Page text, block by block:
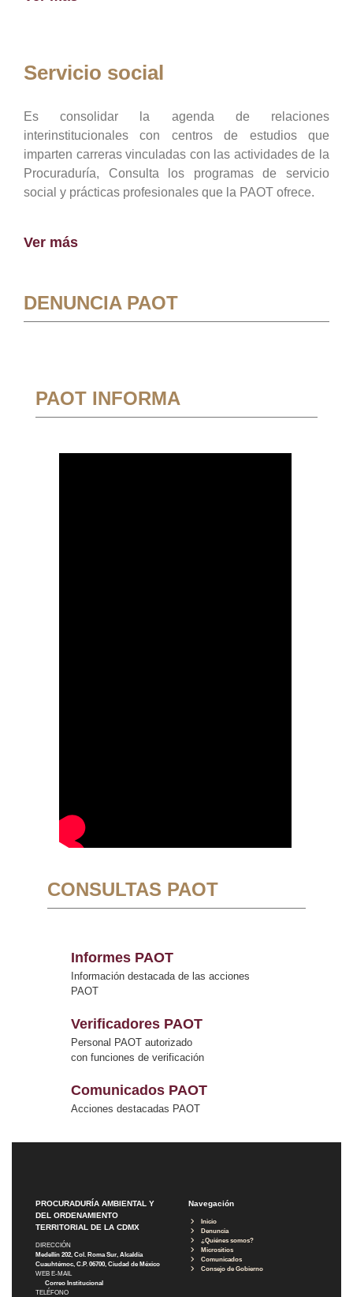
Servicio social
Es consolidar la agenda de relaciones
interinstitucionales con centros de estudios que
imparten carreras vinculadas con las actividades de la
Procuraduría, Consulta los programas de servicio
social y prácticas profesionales que la PAOT ofrece.
Ver más
DENUNCIA PAOT
PAOT INFORMA
CONSULTAS PAOT
Informes PAOT
Información destacada de las acciones
PAOT
Verificadores PAOT
Personal PAOT autorizado
con funciones de verificación
Comunicados PAOT
Acciones destacadas PAOT
PROCURADURÍA AMBIENTAL Y
DEL ORDENAMIENTO
TERRITORIAL DE LA CDMX
DIRECCIÓN
Medellín 202, Col. Roma Sur, Alcaldía
Cuauhtémoc, C.P. 06700, Ciudad de México
WEB E-MAIL
Correo Institucional
TELÉFONO
Navegación
Inicio
Denuncia
¿Quiénes somos?
Micrositios
Comunicados
Consejo de Gobierno